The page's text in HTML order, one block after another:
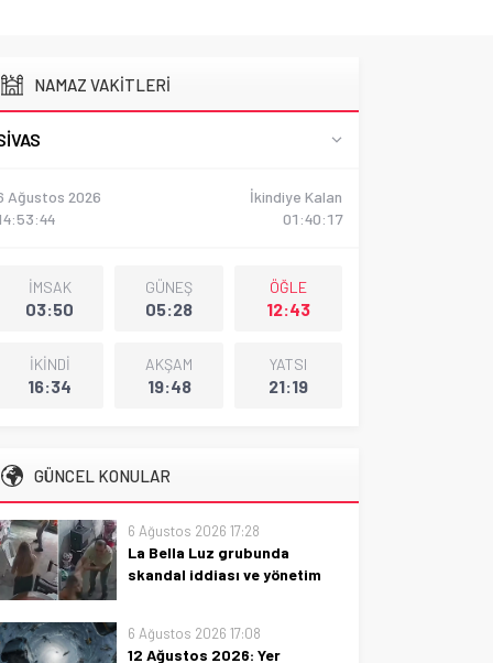
NAMAZ VAKİTLERİ
Ağustos 2026
İkindiye Kalan
01:40:16
İMSAK
03:50
GÜNEŞ
05:28
ÖĞLE
12:43
İKİNDİ
16:34
AKŞAM
19:48
YATSI
21:19
GÜNCEL KONULAR
6 Ağustos 2026 17:28
La Bella Luz grubunda
skandal iddiası ve yönetim
La Bella Luz grubunda skandal
iddiası ve yönetim kararı:
6 Ağustos 2026 17:08
12 Ağustos 2026: Yer